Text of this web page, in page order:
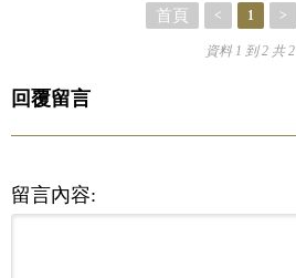
首頁 < 1 >
資料 1 到 2 共 2
回覆留言
留言內容: